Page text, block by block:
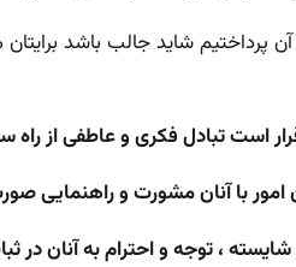
شاید جالب باشد